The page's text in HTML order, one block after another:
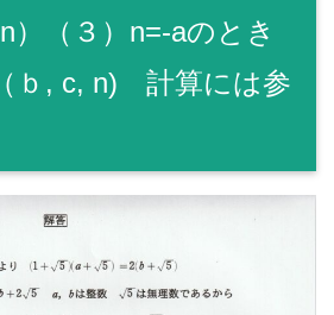
）（３）n=-aのとき
ｂ, c, n) 計算には参